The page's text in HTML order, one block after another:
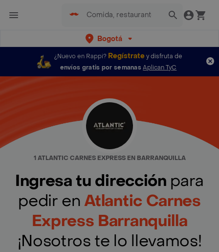
Bogotá
¿Nuevo en Rappi? Regístratey disfruta de
envíos gratis por semanas Aplican TyC
1 ATLANTIC CARNES EXPRESS EN BARRANQUILLA
Ingresa tu dirección para
pedir enAtlantic Carnes
Express Barranquilla
¡Nosotros te lo llevamos!